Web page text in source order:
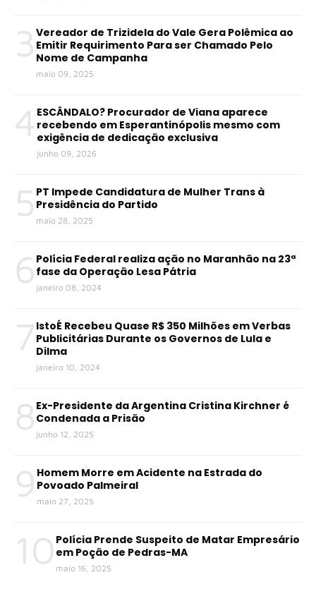
3 Vereador de Trizidela do Vale Gera Polêmica ao
Emitir Requirimento Para ser Chamado Pelo
Nome de Campanha
maio 09, 2025
4 ESCÂNDALO? Procurador de Viana aparece
recebendo em Esperantinópolis mesmo com
exigência de dedicação exclusiva
junho 09, 2026
5 PT Impede Candidatura de Mulher Trans à
Presidência do Partido
maio 28, 2025
6 Polícia Federal realiza ação no Maranhão na 23ª
fase da Operação Lesa Pátria
janeiro 08, 2024
7 IstoÉ Recebeu Quase R$ 350 Milhões em Verbas
Publicitárias Durante os Governos de Lula e
Dilma
janeiro 10, 2024
8 Ex-Presidente da Argentina Cristina Kirchner é
Condenada a Prisão
junho 12, 2025
9 Homem Morre em Acidente na Estrada do
Povoado Palmeiral
maio 27, 2025
10 Polícia Prende Suspeito de Matar Empresário
em Poção de Pedras-MA
maio 16, 2025